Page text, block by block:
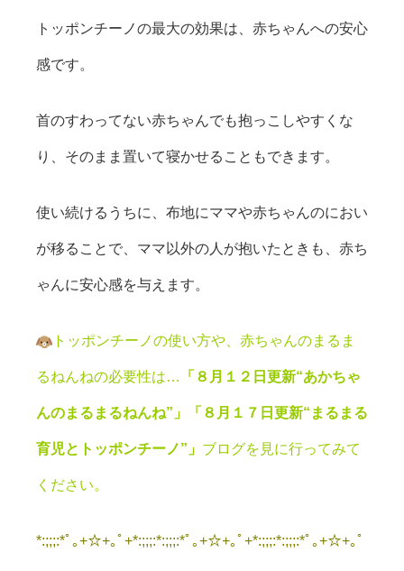
トッポンチーノの最大の効果は、赤ちゃんへの安心
感です。
首のすわってない赤ちゃんでも抱っこしやすくな
り、そのまま置いて寝かせることもできます。
使い続けるうちに、布地にママや赤ちゃんのにおい
が移ることで、ママ以外の人が抱いたときも、赤ち
ゃんに安心感を与えます。
トッポンチーノの使い方や、赤ちゃんのまるま
るねんねの必要性は… 「８月１２日更新“あかちゃ
んのまるまるねんね”」「８月１７日更新“まるまる
育児とトッポンチーノ”」 ブログを見に行ってみて
ください。
*:;;;:*ﾟ｡+☆+｡ﾟ+*:;;;:*:;;;:*ﾟ｡+☆+｡ﾟ+*:;;;:*:;;;:*ﾟ｡+☆+｡ﾟ